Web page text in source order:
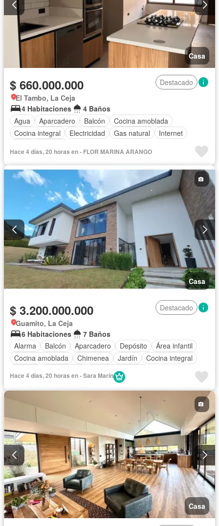
Casa
$ 660.000.000
Destacado
El Tambo, La Ceja
4 Habitaciones
4 Baños
Agua
Aparcadero Balcón
Cocina amoblada
Cocina integral
Electricidad Gas natural
Internet
Hace 4 días, 20 horas en - FLOR MARINA ARANGO
Casa
$ 3.200.000.000
Destacado
Guamito, La Ceja
6 Habitaciones
7 Baños
Alarma
Balcón Aparcadero Depósito
Área infantil
Cocina amoblada
Chimenea Jardín
Cocina integral
Vista panorámica
Cuarto de servicio
Hace 4 días, 20 horas en - Sara Marín
Casa